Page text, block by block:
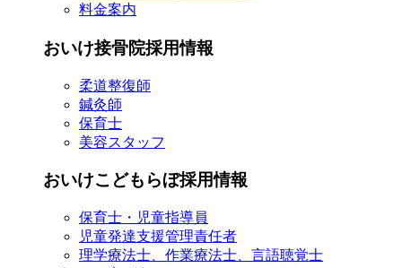
料金案内
おいけ接骨院採用情報
柔道整復師
鍼灸師
保育士
美容スタッフ
おいけこどもらぼ採用情報
保育士・児童指導員
児童発達支援管理責任者
理学療法士、作業療法士、言語聴覚士